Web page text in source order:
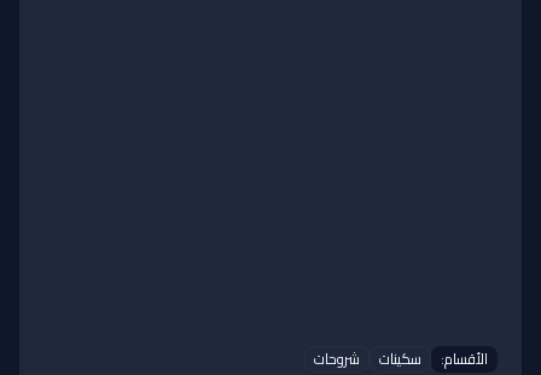
الأقسام: سكينات شروحات